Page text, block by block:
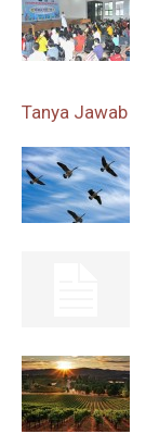
Tanya Jawab